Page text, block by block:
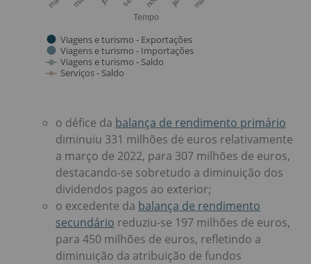
o défice da balança de rendimento primário
diminuiu 331 milhões de euros relativamente
a março de 2022, para 307 milhões de euros,
destacando-se sobretudo a diminuição dos
dividendos pagos ao exterior;
o excedente da balança de rendimento
secundário reduziu-se 197 milhões de euros,
para 450 milhões de euros, refletindo a
diminuição da atribuição de fundos